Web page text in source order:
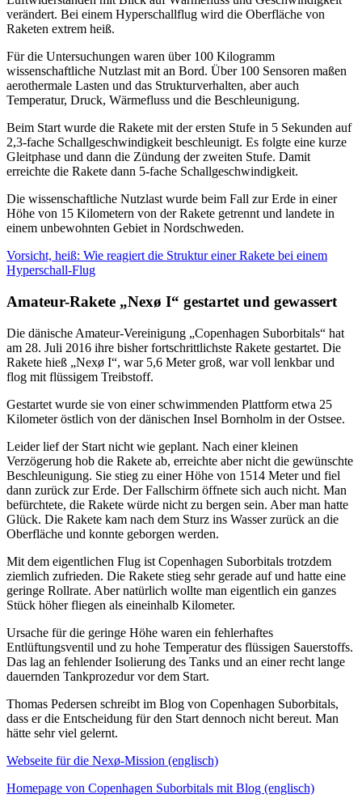
verändert. Bei einem Hyperschallflug wird die Oberfläche von
Raketen extrem heiß.
Für die Untersuchungen waren über 100 Kilogramm
wissenschaftliche Nutzlast mit an Bord. Über 100 Sensoren maßen
aerothermale Lasten und das Strukturverhalten, aber auch
Temperatur, Druck, Wärmefluss und die Beschleunigung.
Beim Start wurde die Rakete mit der ersten Stufe in 5 Sekunden auf
2,3-fache Schallgeschwindigkeit beschleunigt. Es folgte eine kurze
Gleitphase und dann die Zündung der zweiten Stufe. Damit
erreichte die Rakete dann 5-fache Schallgeschwindigkeit.
Die wissenschaftliche Nutzlast wurde beim Fall zur Erde in einer
Höhe von 15 Kilometern von der Rakete getrennt und landete in
einem unbewohnten Gebiet in Nordschweden.
Vorsicht, heiß: Wie reagiert die Struktur einer Rakete bei einem
Hyperschall-Flug
Amateur-Rakete „Nexø I“ gestartet und gewassert
Die dänische Amateur-Vereinigung „Copenhagen Suborbitals“ hat
am 28. Juli 2016 ihre bisher fortschrittlichste Rakete gestartet. Die
Rakete hieß „Nexø I“, war 5,6 Meter groß, war voll lenkbar und
flog mit flüssigem Treibstoff.
Gestartet wurde sie von einer schwimmenden Plattform etwa 25
Kilometer östlich von der dänischen Insel Bornholm in der Ostsee.
Leider lief der Start nicht wie geplant. Nach einer kleinen
Verzögerung hob die Rakete ab, erreichte aber nicht die gewünschte
Beschleunigung. Sie stieg zu einer Höhe von 1514 Meter und fiel
dann zurück zur Erde. Der Fallschirm öffnete sich auch nicht. Man
befürchtete, die Rakete würde nicht zu bergen sein. Aber man hatte
Glück. Die Rakete kam nach dem Sturz ins Wasser zurück an die
Oberfläche und konnte geborgen werden.
Mit dem eigentlichen Flug ist Copenhagen Suborbitals trotzdem
ziemlich zufrieden. Die Rakete stieg sehr gerade auf und hatte eine
geringe Rollrate. Aber natürlich wollte man eigentlich ein ganzes
Stück höher fliegen als eineinhalb Kilometer.
Ursache für die geringe Höhe waren ein fehlerhaftes
Entlüftungsventil und zu hohe Temperatur des flüssigen Sauerstoffs.
Das lag an fehlender Isolierung des Tanks und an einer recht lange
dauernden Tankprozedur vor dem Start.
Thomas Pedersen schreibt im Blog von Copenhagen Suborbitals,
dass er die Entscheidung für den Start dennoch nicht bereut. Man
hätte sehr viel gelernt.
Webseite für die Nexø-Mission (englisch)
Homepage von Copenhagen Suborbitals mit Blog (englisch)